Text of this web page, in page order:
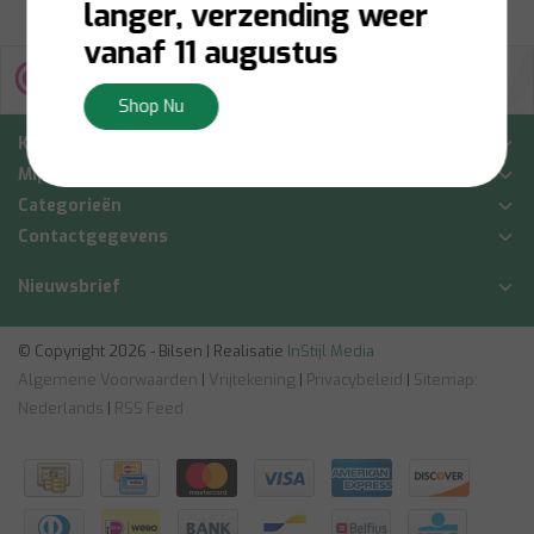
Klantenservice
Mijn account
Categorieën
Contactgegevens
Nieuwsbrief
© Copyright 2026 - Bilsen | Realisatie InStijl Media
Algemene Voorwaarden | Vrijtekening | Privacybeleid | Sitemap:
Nederlands | RSS Feed
langer, verzending weer
vanaf 11 augustus
Shop Nu